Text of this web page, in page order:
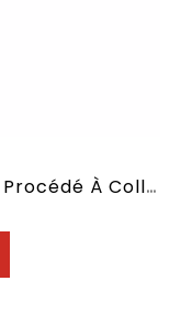
Virole Buffalo De 11 Mm Pour Procédé À Coller Pour Billard Français